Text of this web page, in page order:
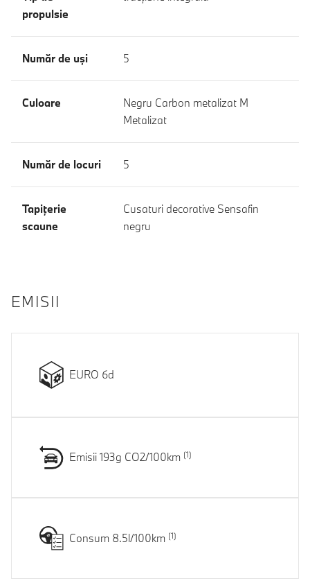
propulsie
Număr de uşi 5
Culoare
Negru Carbon metalizat M
Metalizat
Număr de locuri 5
Tapiţerie
scaune
Cusaturi decorative Sensafin
negru
EMISII
EURO 6d
Emisii 193g CO2/100km
Consum 8.5l/100km